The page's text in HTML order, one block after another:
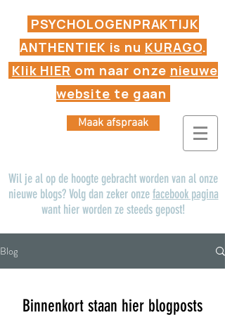
Maak afspraak
PSYCHOLOGENPRAKTIJK
ANTHENTIEK is nu KURAGO.
Klik HIER om naar onze nieuwe
website te gaan
Blog
Binnenkort staan hier blogposts
Wil je al op de hoogte gebracht worden van al onze
nieuwe blogs? Volg dan zeker onzefacebook pagina
want hier worden ze steeds gepost!